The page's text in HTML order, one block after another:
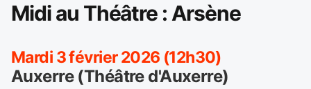
Midi au Théâtre : Arsène
Mardi 3 février 2026 (12h30)
Auxerre (Théâtre d'Auxerre)